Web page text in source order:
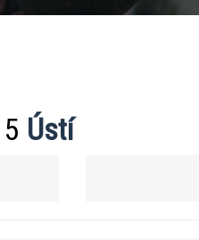
Ústí